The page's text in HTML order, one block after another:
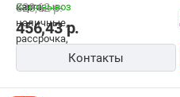
456,43р.
528,62р.
Контакты